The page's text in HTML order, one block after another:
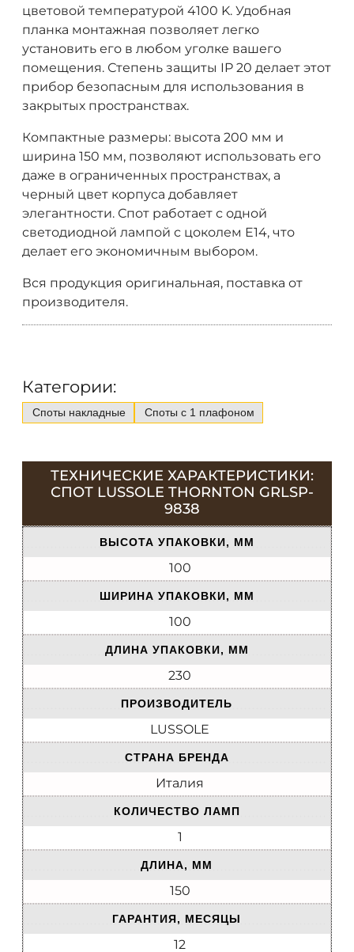
цветовой температурой 4100 K. Удобная
планка монтажная позволяет легко
установить его в любом уголке вашего
помещения. Степень защиты IP 20 делает этот
прибор безопасным для использования в
закрытых пространствах.
Компактные размеры: высота 200 мм и
ширина 150 мм, позволяют использовать его
даже в ограниченных пространствах, а
черный цвет корпуса добавляет
элегантности. Спот работает с одной
светодиодной лампой с цоколем E14, что
делает его экономичным выбором.
Вся продукция оригинальная, поставка от
производителя.
Категории:
Споты накладные Споты с 1 плафоном
ТЕХНИЧЕСКИЕ ХАРАКТЕРИСТИКИ:
СПОТ LUSSOLE THORNTON GRLSP-
9838
ВЫСОТА УПАКОВКИ, ММ
100
ШИРИНА УПАКОВКИ, ММ
100
ДЛИНА УПАКОВКИ, ММ
230
ПРОИЗВОДИТЕЛЬ
LUSSOLE
СТРАНА БРЕНДА
Италия
КОЛИЧЕСТВО ЛАМП
1
ДЛИНА, ММ
150
ГАРАНТИЯ, МЕСЯЦЫ
12